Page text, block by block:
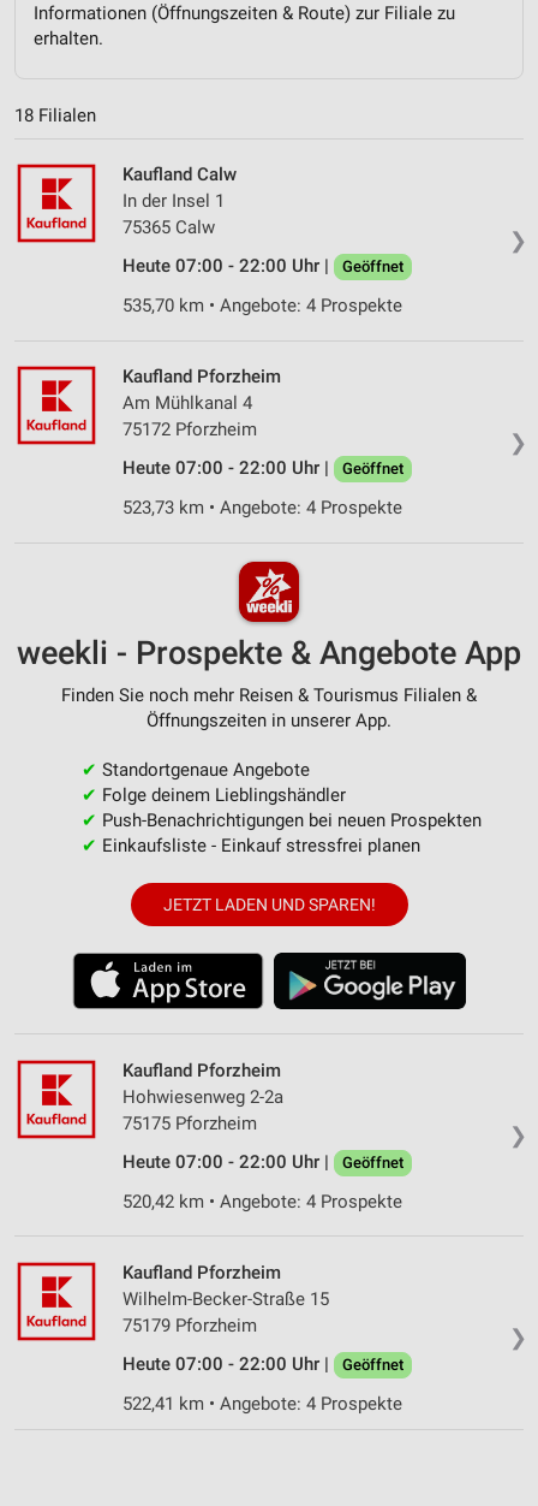
Informationen (Öffnungszeiten & Route) zur Filiale zu
erhalten.
18 Filialen
❯
Kaufland Calw
In der Insel 1
75365 Calw
Heute 07:00 - 22:00 Uhr |
Geöffnet
535,70 km • Angebote: 4 Prospekte
❯
Kaufland Pforzheim
Am Mühlkanal 4
75172 Pforzheim
Heute 07:00 - 22:00 Uhr |
Geöffnet
523,73 km • Angebote: 4 Prospekte
weekli - Prospekte & Angebote App
Finden Sie noch mehr Reisen & Tourismus Filialen &
Öffnungszeiten in unserer App.
✔ Standortgenaue Angebote
✔ Folge deinem Lieblingshändler
✔ Push-Benachrichtigungen bei neuen Prospekten
✔ Einkaufsliste - Einkauf stressfrei planen
JETZT LADEN UND SPAREN!
❯
Kaufland Pforzheim
Hohwiesenweg 2-2a
75175 Pforzheim
Heute 07:00 - 22:00 Uhr |
Geöffnet
520,42 km • Angebote: 4 Prospekte
❯
Kaufland Pforzheim
Wilhelm-Becker-Straße 15
75179 Pforzheim
Heute 07:00 - 22:00 Uhr |
Geöffnet
522,41 km • Angebote: 4 Prospekte